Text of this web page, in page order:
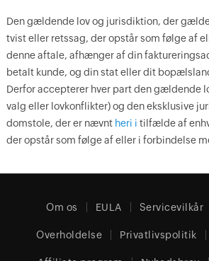
Den gældende lov og jurisdiktion, der
tvist eller retssag, der opstår som følge af
denne aftale, afhænger af din
betalt kunde, og din stat eller dit
Derfor accepterer hver part den gældende
valg eller lovkonflikter) og den eksklusive
domstole, der er nævnt heri i tilfælde af
der opstår som følge af eller i forbindelse
Om os EULA Servicevilkår
Overholdelse Privatlivspolitik